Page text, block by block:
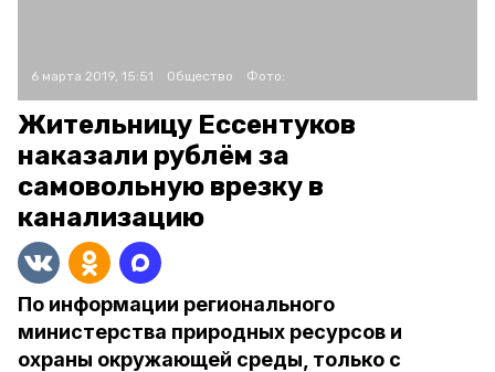
6 марта 2019, 15:51 Общество Фото:
Жительницу Ессентуков
наказали рублём за
самовольную врезку в
канализацию
По информации регионального
министерства природных ресурсов и
охраны окружающей среды, только с